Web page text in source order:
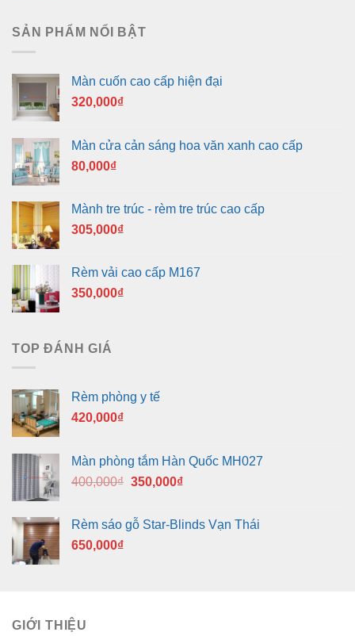
SẢN PHẨM NỔI BẬT
Màn cuốn cao cấp hiện đại
320,000₫
Màn cửa cản sáng hoa văn xanh cao cấp
80,000₫
Mành tre trúc - rèm tre trúc cao cấp
305,000₫
Rèm vải cao cấp M167
350,000₫
TOP ĐÁNH GIÁ
Rèm phòng y tế
420,000₫
Màn phòng tắm Hàn Quốc MH027
400,000₫ Giá
là:
400,000₫.
350,000₫Giá
là:
Rèm sáo gỗ Star-Blinds Vạn Thái
650,000₫
GIỚI THIỆU